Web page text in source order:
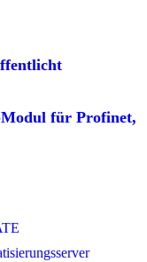
für Profinet,